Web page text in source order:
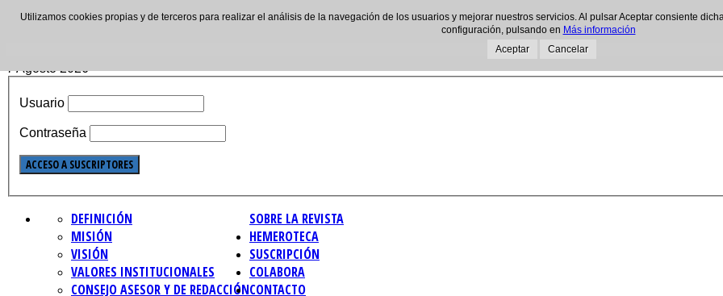
7 Agosto 2026
Usuario
Contraseña
SOBRE LA REVISTA
DEFINICIÓN
MISIÓN
VISIÓN
VALORES INSTITUCIONALES
CONSEJO ASESOR Y DE REDACCIÓN
HEMEROTECA
SUSCRIPCIÓN
COLABORA
CONTACTO
Utilizamos cookies propias y de terceros para realizar el análisis de la navegación de los usuarios y mejorar nuestros servicios. Al pulsar Aceptar consiente
configuración, pulsando en Más información
Aceptar
Cancelar